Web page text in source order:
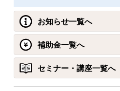
お知らせ一覧へ
補助金一覧へ
セミナー・講座一覧へ